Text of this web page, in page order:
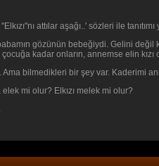
attılar aşağı..' sözleri ile tanıtımı
gözünün bebeğiydi. Gelini
kadar onların, annemse elin
bilmedikleri bir şey var. Kaderimi
mi olur? Elkızı melek mi olur?